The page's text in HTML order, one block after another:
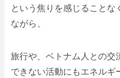
という焦りを感じることな
ながら、
旅行や、ベトナム人との交
できない活動にもエネルギ